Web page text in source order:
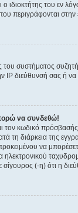
ιδιοκτήτης του εν
που περιγράφονται
του συστήματος
IP διεύθυνσή σας ή
να συνδεθώ!
τον κωδικό
τη διάρκεια της
να
(-η) ότι η